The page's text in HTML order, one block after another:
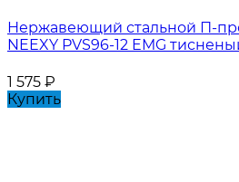
Нержавеющий стальной П-
NEEXY PVS96-12 EMG
1 575 ₽
Купить